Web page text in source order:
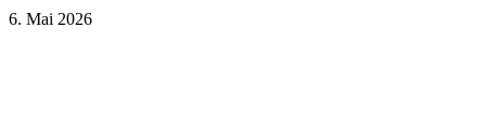
6. Mai 2026